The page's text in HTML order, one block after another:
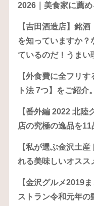
2026｜美食家に薦
【吉田酒造店】銘
を知っていますか？
ているのだ！うまい
【外食費に全フリ
ト法 7つ】をご紹
【番外編 2022 北陸
店の究極の逸品を11
【私が選ぶ金沢土
れる美味しいオスス
【金沢グルメ2019
ストラン令和元年の